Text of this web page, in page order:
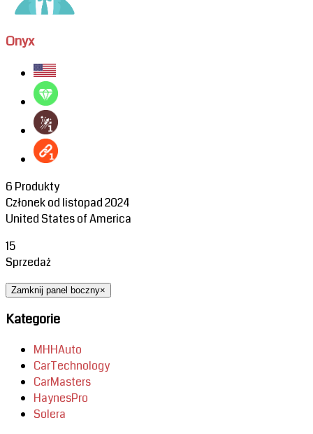
Onyx
6 Produkty
Członek od listopad 2024
United States of America
15
Sprzedaż
Zamknij panel boczny×
Kategorie
MHHAuto
CarTechnology
CarMasters
HaynesPro
Solera